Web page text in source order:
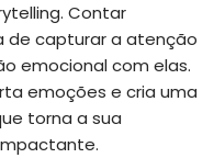
Contar
de capturar a atenção
emocional com elas.
emoções e cria uma
torna a sua